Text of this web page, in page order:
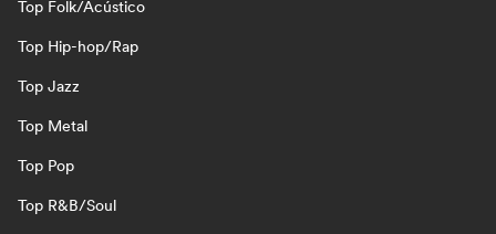
Top Folk/Acústico
Top Hip-hop/Rap
Top Jazz
Top Metal
Top Pop
Top R&B/Soul